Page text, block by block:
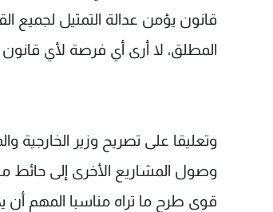
قانون يؤمن عدالة التمثيل لجميع
المطلق، لا أرى أي فرصة لأي
وتعليقا على تصريح وزير الخارجية
وصول المشاريع الأخرى إلى
قوى طرح ما تراه مناسبا المهم أن